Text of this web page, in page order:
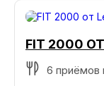
FIT 2000 ОТ
6 приёмов